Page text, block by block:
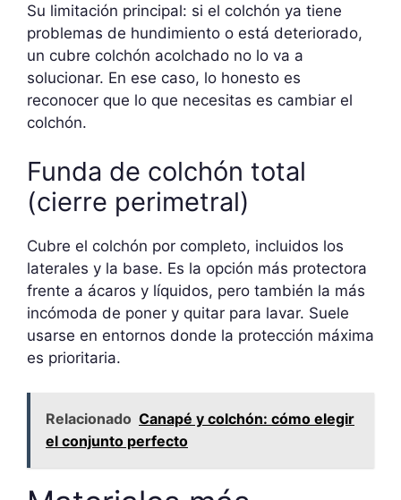
Su limitación principal: si el colchón ya tiene
problemas de hundimiento o está deteriorado,
un cubre colchón acolchado no lo va a
solucionar. En ese caso, lo honesto es
reconocer que lo que necesitas es cambiar el
colchón.
Funda de colchón total
(cierre perimetral)
Cubre el colchón por completo, incluidos los
laterales y la base. Es la opción más protectora
frente a ácaros y líquidos, pero también la más
incómoda de poner y quitar para lavar. Suele
usarse en entornos donde la protección máxima
es prioritaria.
Relacionado Canapé y colchón: cómo elegir
el conjunto perfecto